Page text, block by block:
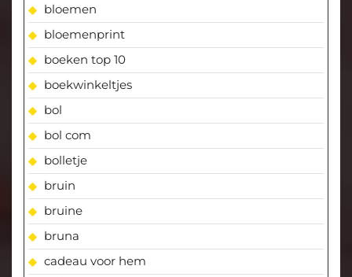
bloemen
bloemenprint
boeken top 10
boekwinkeltjes
bol
bol com
bolletje
bruin
bruine
bruna
cadeau voor hem